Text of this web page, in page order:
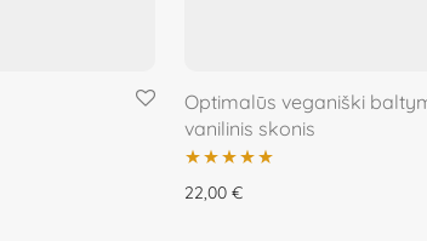
Optimalūs veganiški
vanilinis skonis
Įvertinimas:
22,00 €